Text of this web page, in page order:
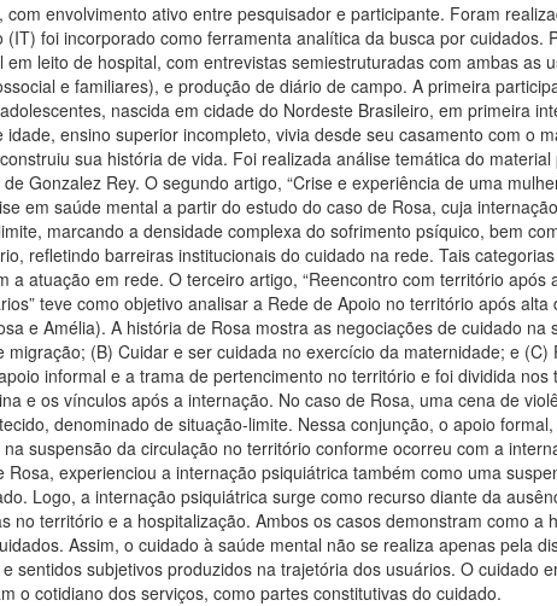
envolvimento ativo entre pesquisador e participante. Foram
foi incorporado como ferramenta analítica da busca por cuidados.
leito de hospital, com entrevistas semiestruturadas com ambas as
e familiares), e produção de diário de campo. A primeira
nascida em cidade do Nordeste Brasileiro, em primeira
ensino superior incompleto, vivia desde seu casamento com o
sua história de vida. Foi realizada análise temática do
Gonzalez Rey. O segundo artigo, “Crise e experiência de uma
em saúde mental a partir do estudo do caso de Rosa, cuja
marcando a densidade complexa do sofrimento psíquico, bem
refletindo barreiras institucionais do cuidado na rede. Tais
a atuação em rede. O terceiro artigo, “Reencontro com território
teve como objetivo analisar a Rede de Apoio no território após
e Amélia). A história de Rosa mostra as negociações de cuidado
(B) Cuidar e ser cuidada no exercício da maternidade; e
informal e a trama de pertencimento no território e foi dividida
e os vínculos após a internação. No caso de Rosa, uma cena de
denominado de situação-limite. Nessa conjunção, o apoio
suspensão da circulação no território conforme ocorreu com a
Rosa, experienciou a internação psiquiátrica também como uma
Logo, a internação psiquiátrica surge como recurso diante da
no território e a hospitalização. Ambos os casos demonstram como a
Assim, o cuidado à saúde mental não se realiza apenas pela
sentidos subjetivos produzidos na trajetória dos usuários. O cuidado
o cotidiano dos serviços, como partes constitutivas do cuidado.